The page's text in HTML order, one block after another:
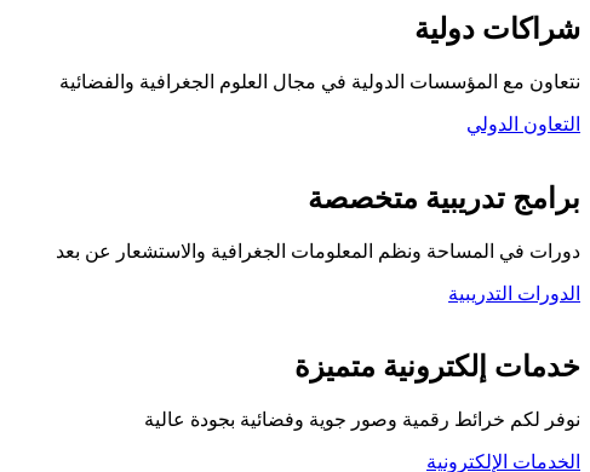
شراكات دولية
نتعاون مع المؤسسات الدولية في مجال العلوم الجغرافية والفضائية
التعاون الدولي
برامج تدريبية متخصصة
دورات في المساحة ونظم المعلومات الجغرافية والاستشعار عن بعد
الدورات التدريبية
خدمات إلكترونية متميزة
نوفر لكم خرائط رقمية وصور جوية وفضائية بجودة عالية
الخدمات الإلكترونية